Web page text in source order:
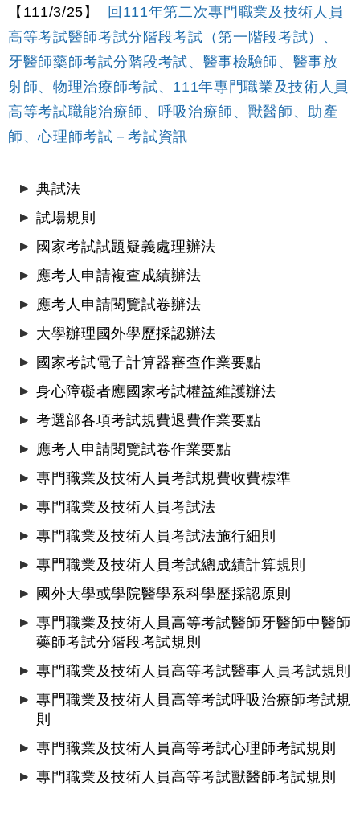
【111/3/25】
回111年第二次專門職業及技術人員
高等考試醫師考試分階段考試（第一階段考試）、
牙醫師藥師考試分階段考試、醫事檢驗師、醫事放
射師、物理治療師考試、111年專門職業及技術人員
高等考試職能治療師、呼吸治療師、獸醫師、助產
師、心理師考試－考試資訊
典試法
試場規則
國家考試試題疑義處理辦法
應考人申請複查成績辦法
應考人申請閱覽試卷辦法
大學辦理國外學歷採認辦法
國家考試電子計算器審查作業要點
身心障礙者應國家考試權益維護辦法
考選部各項考試規費退費作業要點
應考人申請閱覽試卷作業要點
專門職業及技術人員考試規費收費標準
專門職業及技術人員考試法
專門職業及技術人員考試法施行細則
專門職業及技術人員考試總成績計算規則
國外大學或學院醫學系科學歷採認原則
專門職業及技術人員高等考試醫師牙醫師中醫師
藥師考試分階段考試規則
專門職業及技術人員高等考試醫事人員考試規則
專門職業及技術人員高等考試呼吸治療師考試規
則
專門職業及技術人員高等考試心理師考試規則
專門職業及技術人員高等考試獸醫師考試規則